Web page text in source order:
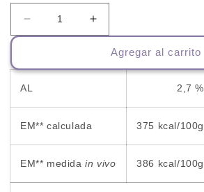
o
Reducir
cantidad
Virbac
HPM
Aumentar
cantidad
para
Virbac
Agregar al carrito
AL 2,7 %
EM** calculada 375 kcal/100g
EM** medidain vivo 386 kcal/100g